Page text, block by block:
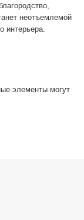
неотъемлемой
интерьера.
элементы могут
сняты.
опорами.